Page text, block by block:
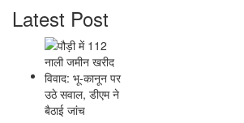
Latest Post